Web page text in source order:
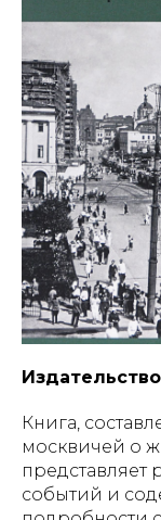
Книга,
москвичей о
представляет
событий и